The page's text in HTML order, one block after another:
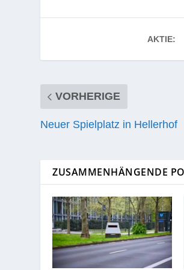
AKTIE:
VORHERIGE
Neuer Spielplatz in Hellerhof
ZUSAMMENHÄNGENDE